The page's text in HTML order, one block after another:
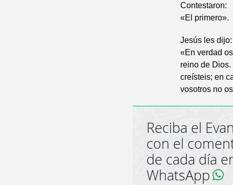
Contestaron:
«El primero».
Jesús les dijo:
«En verdad
reino de
creísteis; en
vosotros no
Reciba el
con el
de cada día
WhatsApp